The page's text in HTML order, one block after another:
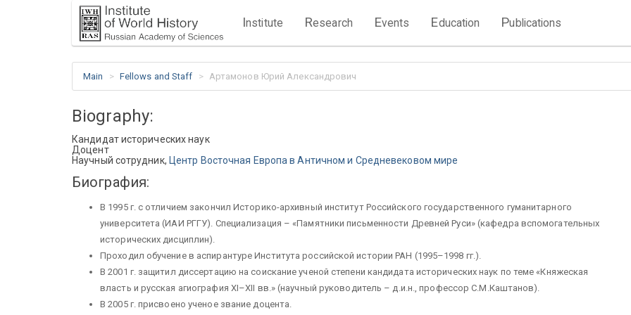
Institute Research Events Education Publications
Main Fellows and Staff Артамонов Юрий Александрович
Biography:
Кандидат исторических наук
Доцент
Научный сотрудник, Центр Восточная Европа в Античном и Средневековом мире
Биография:
В 1995 г. с отличием закончил Историко-архивный институт Российского государственного гуманитарного
университета (ИАИ РГГУ). Специализация – «Памятники письменности Древней Руси» (кафедра вспомогательных
исторических дисциплин).
Проходил обучение в аспирантуре Института российской истории РАН (1995–1998 гг.).
В 2001 г. защитил диссертацию на соискание ученой степени кандидата исторических наук по теме «Княжеская
власть и русская агиография XI–XII вв.» (научный руководитель – д.и.н., профессор С.М.Каштанов).
В 2005 г. присвоено ученое звание доцента.